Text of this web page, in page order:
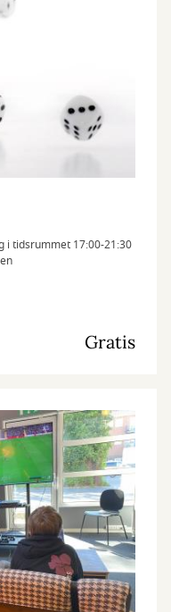
i tidsrummet 17:00-21:30
Gratis